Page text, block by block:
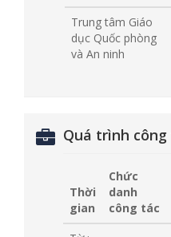
Trung tâm Giáo
dục Quốc phòng
và An ninh
Quá trình công
Thời
gian
Chức
danh
công tác